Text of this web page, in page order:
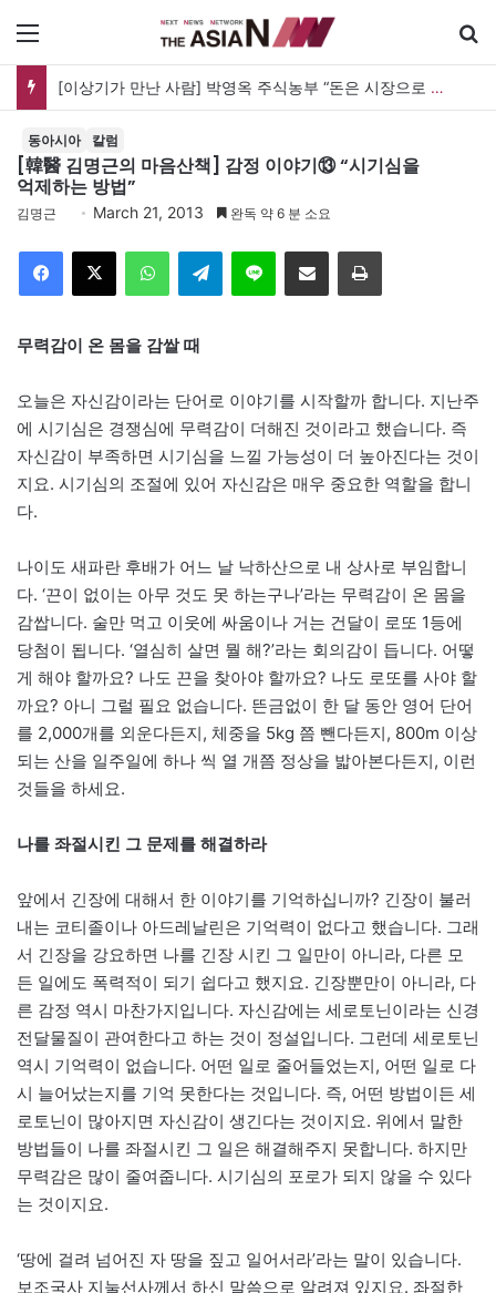
[이상기가 만난 사람] 박영옥 주식농부 “돈은 시장으로 갔지만, 투자는 사라지고 거래만 남았다”
동아시아 칼럼
[韓醫 김명근의 마음산책] 감정 이야기⑬ “시기심을
억제하는 방법”
김명근 March 21, 2013 완독 약 6 분 소요
Telegram 이메일
무력감이 온 몸을 감쌀 때
오늘은 자신감이라는 단어로 이야기를 시작할까 합니다. 지난주
에 시기심은 경쟁심에 무력감이 더해진 것이라고 했습니다. 즉
자신감이 부족하면 시기심을 느낄 가능성이 더 높아진다는 것이
지요. 시기심의 조절에 있어 자신감은 매우 중요한 역할을 합니
다.
나이도 새파란 후배가 어느 날 낙하산으로 내 상사로 부임합니
다. ‘끈이 없이는 아무 것도 못 하는구나’라는 무력감이 온 몸을
감쌉니다. 술만 먹고 이웃에 싸움이나 거는 건달이 로또 1등에
당첨이 됩니다. ‘열심히 살면 뭘 해?’라는 회의감이 듭니다. 어떻
게 해야 할까요? 나도 끈을 찾아야 할까요? 나도 로또를 사야 할
까요? 아니 그럴 필요 없습니다. 뜬금없이 한 달 동안 영어 단어
를 2,000개를 외운다든지, 체중을 5kg 쯤 뺀다든지, 800m 이상
되는 산을 일주일에 하나 씩 열 개쯤 정상을 밟아본다든지, 이런
것들을 하세요.
나를 좌절시킨 그 문제를 해결하라
앞에서 긴장에 대해서 한 이야기를 기억하십니까? 긴장이 불러
내는 코티졸이나 아드레날린은 기억력이 없다고 했습니다. 그래
서 긴장을 강요하면 나를 긴장 시킨 그 일만이 아니라, 다른 모
든 일에도 폭력적이 되기 쉽다고 했지요. 긴장뿐만이 아니라, 다
른 감정 역시 마찬가지입니다. 자신감에는 세로토닌이라는 신경
전달물질이 관여한다고 하는 것이 정설입니다. 그런데 세로토닌
역시 기억력이 없습니다. 어떤 일로 줄어들었는지, 어떤 일로 다
시 늘어났는지를 기억 못한다는 것입니다. 즉, 어떤 방법이든 세
로토닌이 많아지면 자신감이 생긴다는 것이지요. 위에서 말한
방법들이 나를 좌절시킨 그 일은 해결해주지 못합니다. 하지만
무력감은 많이 줄여줍니다. 시기심의 포로가 되지 않을 수 있다
는 것이지요.
‘땅에 걸려 넘어진 자 땅을 짚고 일어서라’라는 말이 있습니다.
보조국사 지눌선사께서 하신 말씀으로 알려져 있지요. 좌절한